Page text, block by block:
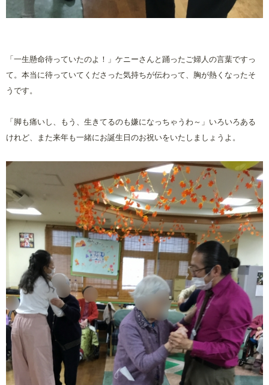
「一生懸命待っていたのよ！」ケニーさんと踊ったご婦人の言葉ですっ
て。本当に待っていてくださった気持ちが伝わって、胸が熱くなったそ
うです。
「脚も痛いし、もう、生きてるのも嫌になっちゃうわ～」いろいろある
けれど、また来年も一緒にお誕生日のお祝いをいたしましょうよ。